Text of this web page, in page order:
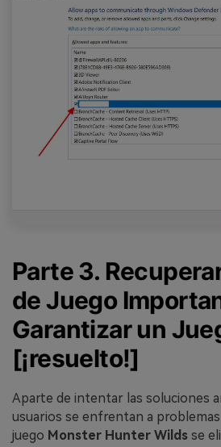
Parte 3.
de Juego
Garantizar un
[¡resuelto!]
Aparte de intentar las soluciones
usuarios se enfrentan a
juego Monster Hunter Wilds se